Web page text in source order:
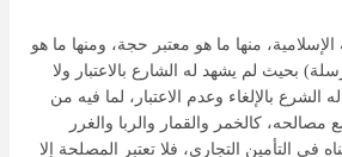
منها ما هو معتبر حجة، ومنها ما هو
بحيث لم يشهد له الشارع بالاعتبار ولا
الشرع بالإلغاء وعدم الاعتبار، لما فيه من
مصالحه، كالخمر والقمار والربا والغرر
في التأمين التجاري، فلا تعتبر المصلحة إلا